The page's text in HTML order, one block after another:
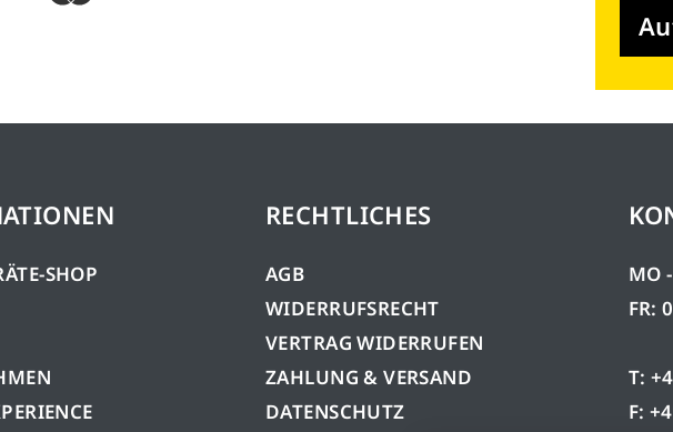
SHOP
RECHTLICHES
AGB
WIDERRUFSRECHT
VERTRAG WIDERRUFEN
ZAHLUNG & VERSAND
DATENSCHUTZ
MO
FR:
T:
F: